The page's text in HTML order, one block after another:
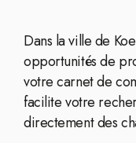
Dans la ville de
opportunités de
votre carnet de
facilite votre
directement des